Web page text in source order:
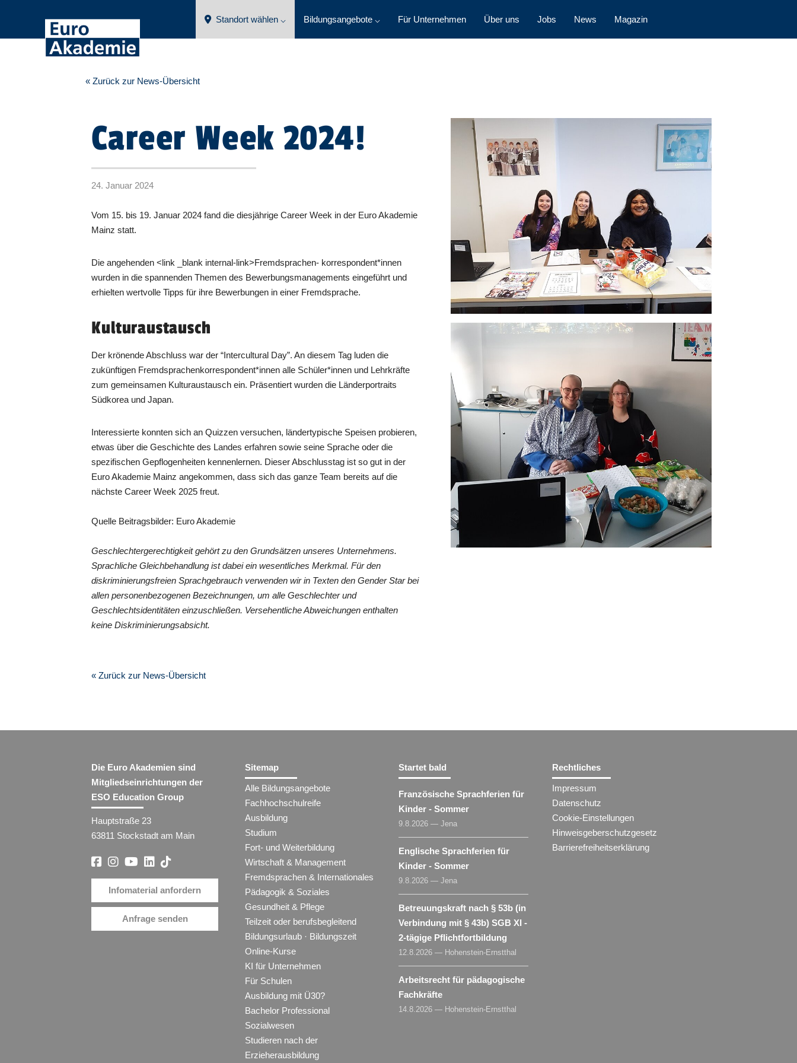
Standort wählen ⌵ Bildungsangebote ⌵ Für Unternehmen Über uns Jobs News Magazin
« Zurück zur News-Übersicht
Career Week 2024!
24. Januar 2024
Vom 15. bis 19. Januar 2024 fand die diesjährige Career Week in der Euro Akademie
Mainz statt.
Die angehenden <link _blank internal-link>Fremdsprachen- korrespondent*innen
wurden in die spannenden Themen des Bewerbungsmanagements eingeführt und
erhielten wertvolle Tipps für ihre Bewerbungen in einer Fremdsprache.
Kulturaustausch
Der krönende Abschluss war der “Intercultural Day”. An diesem Tag luden die
zukünftigen Fremdsprachenkorrespondent*innen alle Schüler*innen und Lehrkräfte
zum gemeinsamen Kulturaustausch ein. Präsentiert wurden die Länderportraits
Südkorea und Japan.
Interessierte konnten sich an Quizzen versuchen, ländertypische Speisen probieren,
etwas über die Geschichte des Landes erfahren sowie seine Sprache oder die
spezifischen Gepflogenheiten kennenlernen. Dieser Abschlusstag ist so gut in der
Euro Akademie Mainz angekommen, dass sich das ganze Team bereits auf die
nächste Career Week 2025 freut.
Quelle Beitragsbilder: Euro Akademie
Geschlechtergerechtigkeit gehört zu den Grundsätzen unseres Unternehmens.
Sprachliche Gleichbehandlung ist dabei ein wesentliches Merkmal. Für den
diskriminierungsfreien Sprachgebrauch verwenden wir in Texten den Gender Star bei
allen personenbezogenen Bezeichnungen, um alle Geschlechter und
Geschlechtsidentitäten einzuschließen. Versehentliche Abweichungen enthalten
keine Diskriminierungsabsicht.
« Zurück zur News-Übersicht
Die Euro Akademien sind
Mitgliedseinrichtungen der
ESO Education Group
Hauptstraße 23
63811 Stockstadt am Main
Infomaterial anfordern
Anfrage senden
Sitemap
Alle Bildungsangebote
Fachhochschulreife
Ausbildung
Studium
Fort- und Weiterbildung
Wirtschaft & Management
Fremdsprachen & Internationales
Pädagogik & Soziales
Gesundheit & Pflege
Teilzeit oder berufsbegleitend
Bildungsurlaub · Bildungszeit
Online-Kurse
KI für Unternehmen
Für Schulen
Ausbildung mit Ü30?
Bachelor Professional
Sozialwesen
Studieren nach der
Erzieherausbildung
Startet bald
Französische Sprachferien für
Kinder - Sommer
9.8.2026 — Jena
Englische Sprachferien für
Kinder - Sommer
9.8.2026 — Jena
Betreuungskraft nach § 53b (in
Verbindung mit § 43b) SGB XI -
2-tägige Pflichtfortbildung
12.8.2026 — Hohenstein-Ernstthal
Arbeitsrecht für pädagogische
Fachkräfte
14.8.2026 — Hohenstein-Ernstthal
Rechtliches
Impressum
Datenschutz
Cookie-Einstellungen
Hinweisgeberschutzgesetz
Barrierefreiheitserklärung